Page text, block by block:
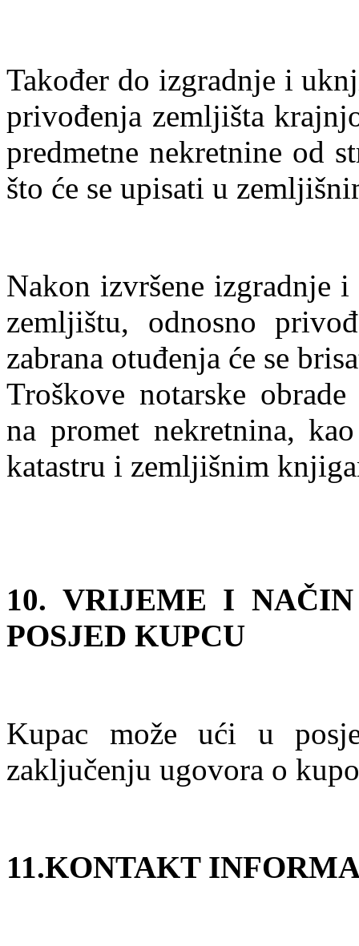
Također do izgradnje i
privođenja zemljišta
predmetne nekretnine od
što će se upisati u
Nakon izvršene izgradnje
zemljištu, odnosno
zabrana otuđenja će se
Troškove notarske
na promet nekretnina,
katastru i zemljišnim
10. VRIJEME I
POSJED KUPCU
Kupac može ući u
zaključenju ugovora o
11.KONTAKT